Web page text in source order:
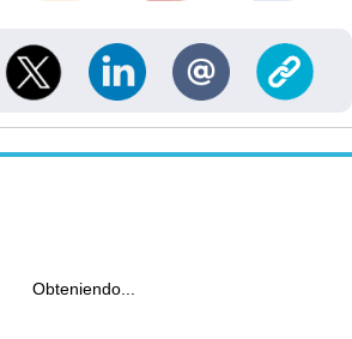
Obteniendo...